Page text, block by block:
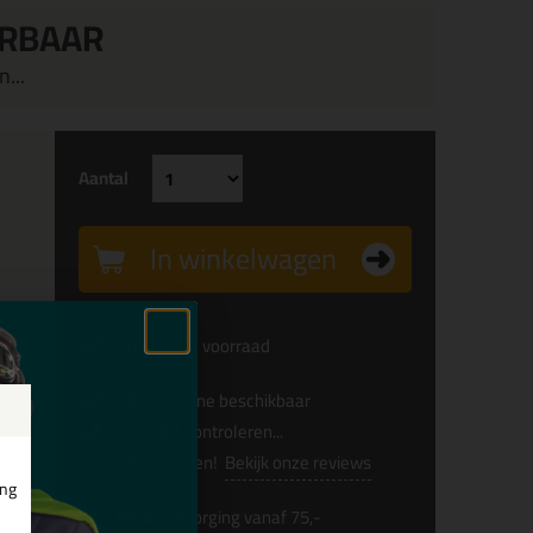
Aantal
In winkelwagen
Voldoende voorraad
Alleen online beschikbaar
Levertijd controleren...
Afgesproken! Bekijk onze reviews
bezorging vanaf 75,-